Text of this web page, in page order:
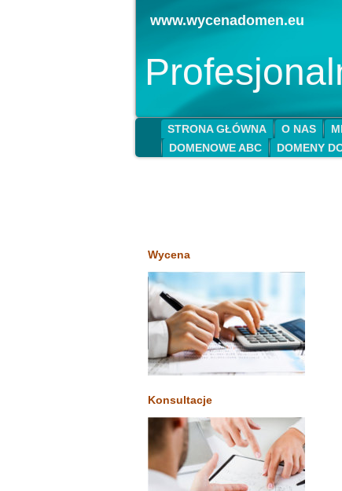
www.wycenadomen.eu
STRONA GŁÓWNA O NAS
DOMENOWE ABC
DOMENY
Wycena
Konsultacje